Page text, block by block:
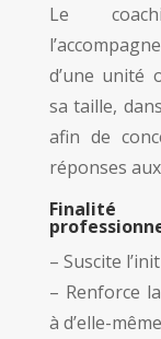
Le
d’une unité
sa taille,
afin de
réponses
Finalité
– Suscite
– Renforce
à d’elle-même